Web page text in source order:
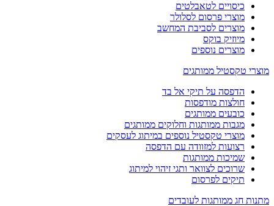
כיסויים לטאבלטים
מוצרי פרסום לסלולר
מוצרים לסביבת המחשב
מיוזיק בוקס
מוצרים נוספים
מוצרי טקסטיל ממותגים
הדפסה על תיקי אל בד
חולצות מודפסות
כובעים ממותגים
מגבות ממותגות וחלוקים ממותגים
מוצרי טקסטיל נוספים במיתוג לעסקים
רצועות למזוודה עם הדפסה
שמיכות ממותגות
שרוכים לצוואר ותגי זיהוי למיתוג
תיקים לפרסום
מתנות חג ממותגות לעובדים